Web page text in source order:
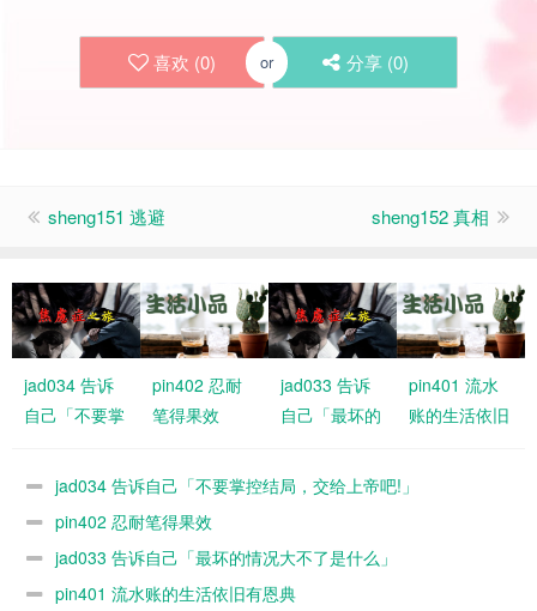
喜欢 (0) or 分享 (0)
sheng151 逃避 sheng152 真相
jad034 告诉
自己「不要掌
上帝吧!」
pin402 忍耐
笔得果效
jad033 告诉
自己「最坏的
什么」
pin401 流水
账的生活依旧
jad034 告诉自己「不要掌控结局，交给上帝吧!」
pin402 忍耐笔得果效
jad033 告诉自己「最坏的情况大不了是什么」
pin401 流水账的生活依旧有恩典